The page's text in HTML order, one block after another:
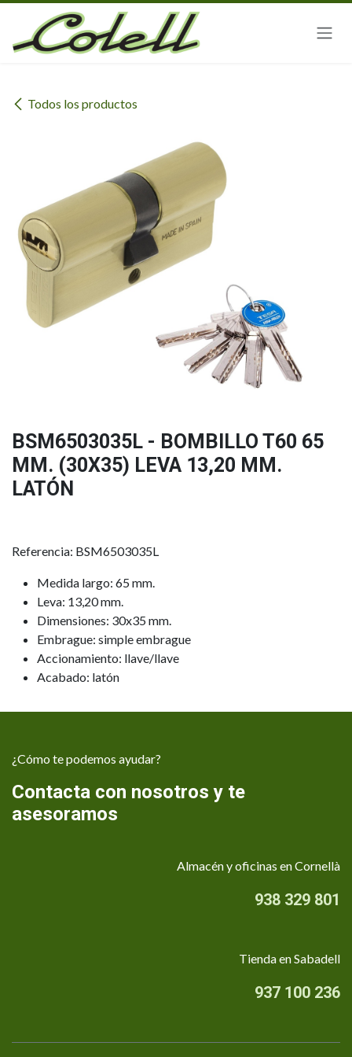
Ir al contenido
Todos los productos
BSM6503035L - BOMBILLO T60 65
MM. (30X35) LEVA 13,20 MM.
LATÓN
Referencia: BSM6503035L
Medida largo: 65 mm.
Leva: 13,20 mm.
Dimensiones: 30x35 mm.
Embrague: simple embrague
Accionamiento: llave/llave
Acabado: latón
¿Cómo te podemos ayudar?
Contacta con nosotros y te
asesoramos
Almacén y oficinas en Cornellà
938 329 801
Tienda en Sabadell
937 100 236